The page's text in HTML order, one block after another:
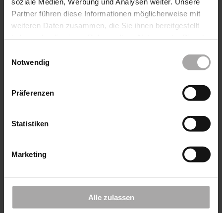
Partner führen diese Informationen möglicherweise mit
weiteren Daten zusammen, die Sie ihnen bereitgestellt
Notwendig
Präferenzen
Statistiken
Marketing
Alle zulassen